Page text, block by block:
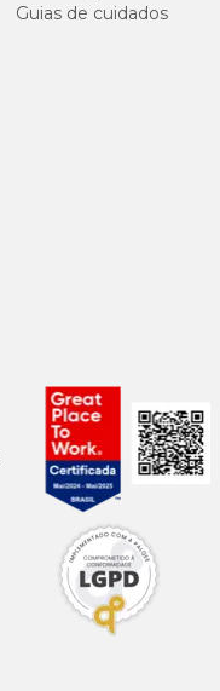
Guias de cuidados